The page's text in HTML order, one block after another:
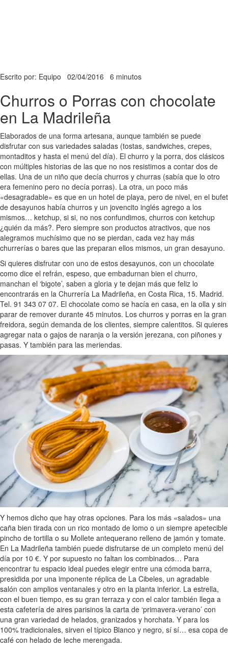
Escrito por: Equipo 02/04/2016 6 minutos
Churros o Porras con chocolate
en La Madrileña
Elaborados de una forma artesana, aunque también se puede
disfrutar con sus variedades saladas (tostas, sandwiches, crepes,
montaditos y hasta el menú del día). El churro y la porra, dos clásicos
con múltiples historias de las que no nos resistimos a contar dos de
ellas. Una de un niño que decía churros y churras (sabía que lo otro
era femenino pero no decía porras). La otra, un poco más
«desagradable» es que en un hotel de playa, pero de nivel, en el bufet
de desayunos había churros y un jovencito inglés agrego a los
mismos… ketchup, si si, no nos confundimos, churros con ketchup
¿quién da más?. Pero siempre son productos atractivos, que nos
alegramos muchísimo que no se pierdan, cada vez hay más
churrerías o bares que las preparan ellos mismos, un gran desayuno.
Si quieres disfrutar con uno de estos desayunos, con un chocolate
como dice el refrán, espeso, que embadurnan bien el churro,
manchan el ‘bigote’, saben a gloria y te dejan más que feliz lo
encontrarás en la Churrería La Madrileña, en Costa Rica, 15. Madrid.
Tel. 91 343 07 07. El chocolate como se hacía en casa, en la olla y sin
parar de remover durante 45 minutos. Los churros y porras en la gran
freidora, según demanda de los clientes, siempre calentitos. Si quieres
agregar nata o gajos de naranja o la versión jerezana, con piñones y
pasas. Y también para las meriendas.
Y hemos dicho que hay otras opciones. Para los más «salados» una
caña bien tirada con un rico montado de lomo o un siempre apetecible
pincho de tortilla o su Mollete antequerano relleno de jamón y tomate.
En La Madrileña también puede disfrutarse de un completo menú del
día por 10 €. Y por supuesto no faltan los combinados… Para
encontrar tu espacio ideal puedes elegir entre una cómoda barra,
presidida por una imponente réplica de La Cibeles, un agradable
salón con amplios ventanales y otro en la planta inferior. La estrella,
con el buen tiempo, es su gran terraza y con el calor también llega a
esta cafetería de aires parisinos la carta de ‘primavera-verano’ con
una gran variedad de helados, granizados y horchata. Y para los
100% tradicionales, sirven el típico Blanco y negro, sí sí… esa copa de
café con helado de leche merengada.